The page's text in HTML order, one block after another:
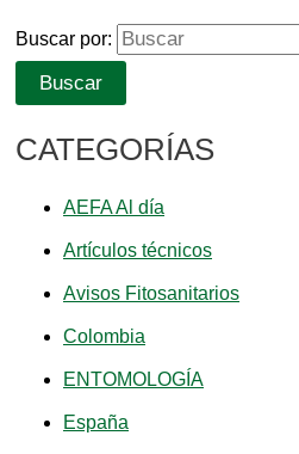
Buscar por:
CATEGORÍAS
AEFA Al día
Artículos técnicos
Avisos Fitosanitarios
Colombia
ENTOMOLOGÍA
España